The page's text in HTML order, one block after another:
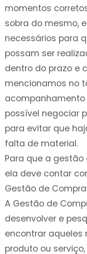
momentos
sobra do mesmo,
necessários para
possam ser
dentro do prazo e
mencionamos no
possível negociar
para evitar que
falta de material.
Para que a
ela deve contar
Gestão de
A Gestão de
desenvolver e
encontrar aqueles
produto ou